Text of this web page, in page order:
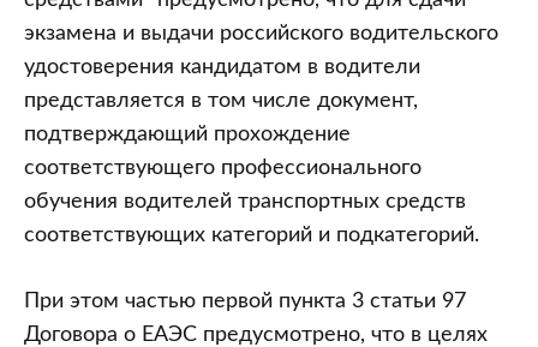
экзамена и выдачи российского водительского
удостоверения кандидатом в водители
представляется в том числе документ,
подтверждающий прохождение
соответствующего профессионального
обучения водителей транспортных средств
соответствующих категорий и подкатегорий.
При этом частью первой пункта 3 статьи 97
Договора о ЕАЭС предусмотрено, что в целях